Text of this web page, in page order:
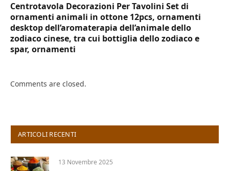
Centrotavola Decorazioni Per Tavolini Set di
ornamenti animali in ottone 12pcs, ornamenti
desktop dell’aromaterapia dell’animale dello
zodiaco cinese, tra cui bottiglia dello zodiaco e
spar, ornamenti
Comments are closed.
ARTICOLI RECENTI
13 Novembre 2025